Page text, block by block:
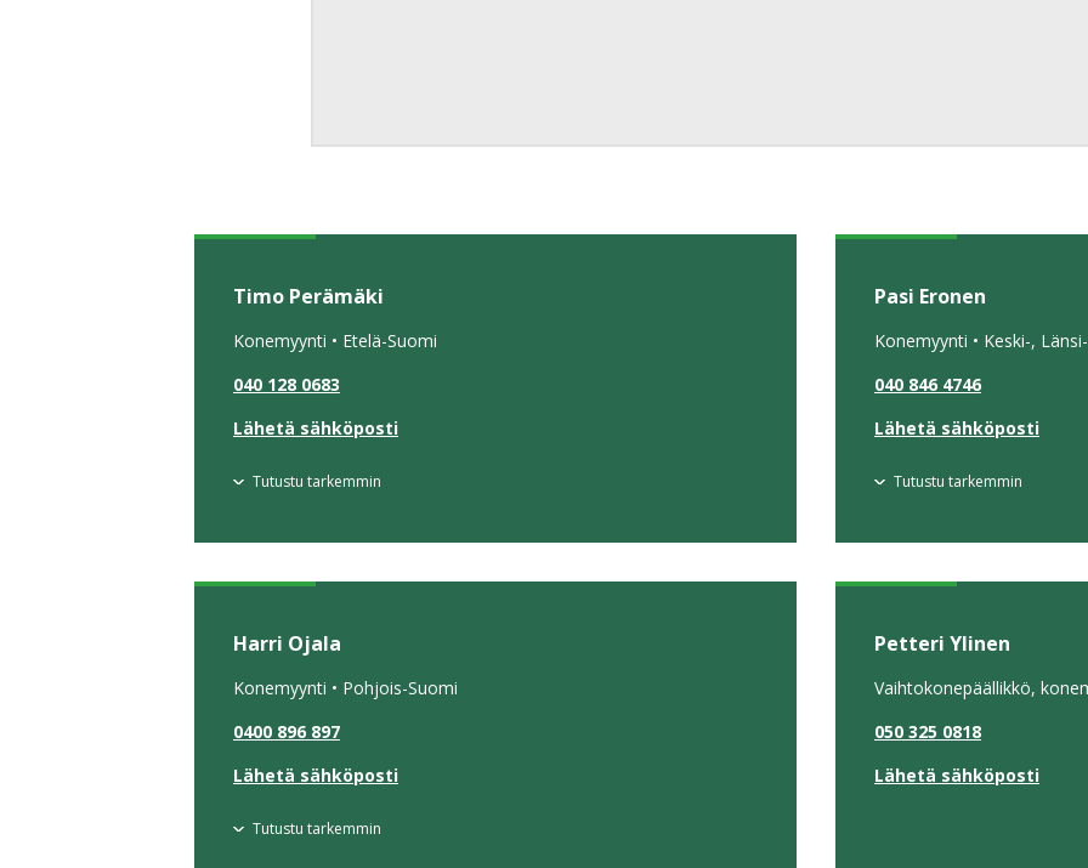
Timo Perämäki
Konemyynti • Etelä-Suomi
040 128 0683
Lähetä sähköposti
Tutustu tarkemmin
Pasi Eronen
Konemyynti • Keski-,
040 846 4746
Lähetä sähköposti
Tutustu tarkemmin
Harri Ojala
Konemyynti • Pohjois-Suomi
0400 896 897
Lähetä sähköposti
Tutustu tarkemmin
Petteri Ylinen
Vaihtokonepäällikkö,
050 325 0818
Lähetä sähköposti